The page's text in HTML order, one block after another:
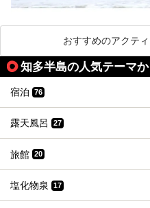
おすすめのアクテ
知多半島の人気テーマ
宿泊 76
露天風呂 27
旅館 20
塩化物泉 17